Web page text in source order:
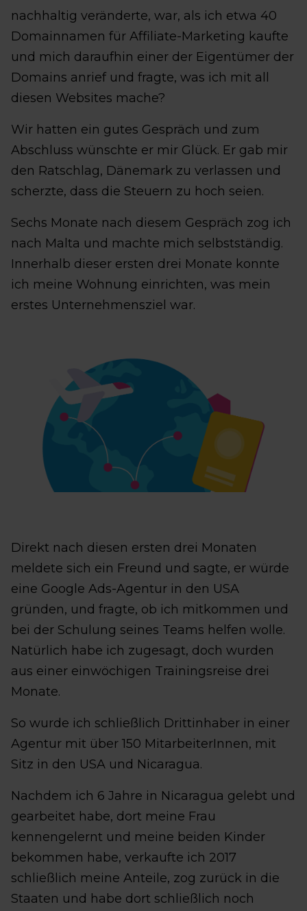
nachhaltig veränderte, war, als ich etwa 40
Domainnamen für Affiliate-Marketing kaufte
und mich daraufhin einer der Eigentümer der
Domains anrief und fragte, was ich mit all
diesen Websites mache?
Wir hatten ein gutes Gespräch und zum
Abschluss wünschte er mir Glück. Er gab mir
den Ratschlag, Dänemark zu verlassen und
scherzte, dass die Steuern zu hoch seien.
Sechs Monate nach diesem Gespräch zog ich
nach Malta und machte mich selbstständig.
Innerhalb dieser ersten drei Monate konnte
ich meine Wohnung einrichten, was mein
erstes Unternehmensziel war.
Direkt nach diesen ersten drei Monaten
meldete sich ein Freund und sagte, er würde
eine Google Ads-Agentur in den USA
gründen, und fragte, ob ich mitkommen und
bei der Schulung seines Teams helfen wolle.
Natürlich habe ich zugesagt, doch wurden
aus einer einwöchigen Trainingsreise drei
Monate.
So wurde ich schließlich Drittinhaber in einer
Agentur mit über 150 MitarbeiterInnen, mit
Sitz in den USA und Nicaragua.
Nachdem ich 6 Jahre in Nicaragua gelebt und
gearbeitet habe, dort meine Frau
kennengelernt und meine beiden Kinder
bekommen habe, verkaufte ich 2017
schließlich meine Anteile, zog zurück in die
Staaten und habe dort schließlich noch